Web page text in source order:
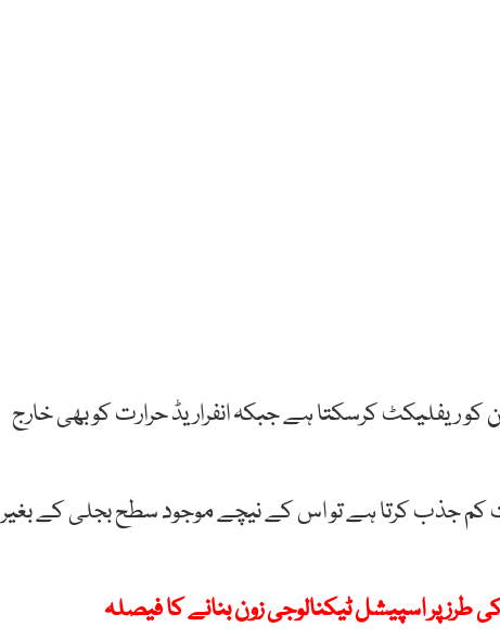
98.1 فیصد سولر ریڈ ایشن کو ریفلیکٹ کرسکتا ہے جبکہ انفراریڈ حرارت کو بھی خارج
کم جذب کرتا ہے تو اس کے نیچے موجود سطح بجلی کے بغیر
طرز پر اسپیشل ٹیکنالوجی زون بنانے کا فیصلہ